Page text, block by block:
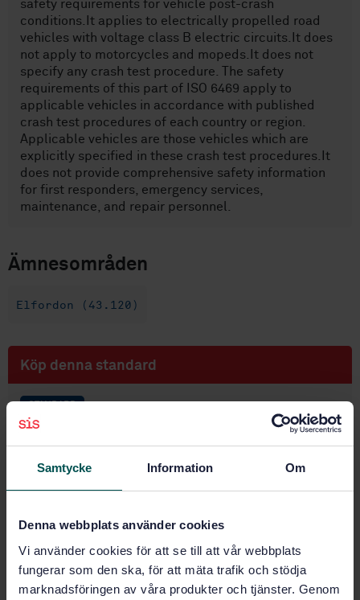
Samtycke Information Om
Denna webbplats använder cookies
Vi använder cookies för att se till att vår webbplats
fungerar som den ska, för att mäta trafik och stödja
marknadsföringen av våra produkter och tjänster. Genom
safety requirements for vehicle post-crash
conditions.It applies to electrically propelled road
vehicles with voltage class B electric circuits.It does
not apply to motorcycles and mopeds.It does not
specify any crash test procedure. The safety
requirements of this part of ISO 6469 apply to
applicable vehicles in accordance with published
crash test procedures of each country or region.
Applicable vehicles are those vehicles which are
explicitly specified in these crash test procedures.It
does not provide comprehensive safety information
for first responders, emergency services,
maintenance, and repair personnel.
Ämnesområden
Elfordon (43.120)
Köp denna standard
SVENSK STANDARD
Eldrivna vägfordon - Säkerhetskrav - Del 4:
Säkerhetskrav efter kollision (ISO 6469-4:2015, IDT)
PDF
Lägg i varukorgen